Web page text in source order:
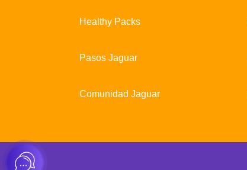
Healthy Packs
Pasos Jaguar
Comunidad Jaguar